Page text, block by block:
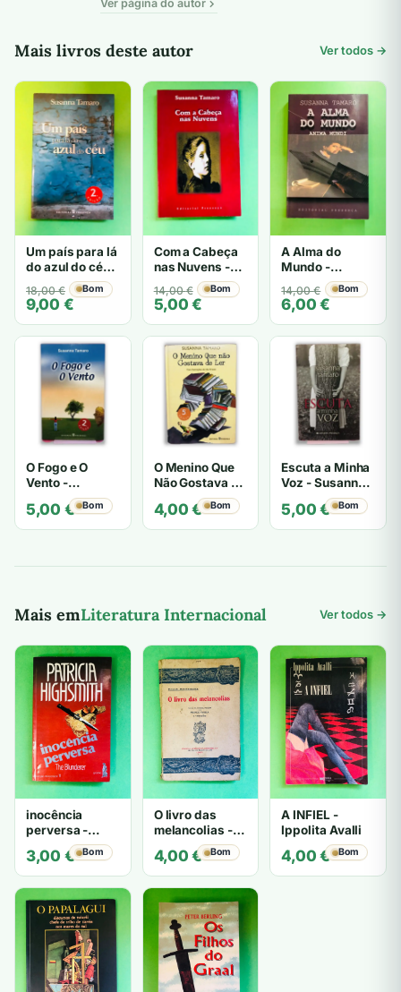
Ver página do autor
Mais livros deste autor Ver todos →
Um país para lá
do azul do céu -
Susanna
Tamaro
18,00€
O
preço
original
era:
18,00 €.
9,00 €
O
preço
atual
é:
9,00 €.
Bom
Com a Cabeça
nas Nuvens -
Susanna
Tamaro
14,00€
O
preço
original
era:
14,00 €.
5,00€
O
preço
atual
é:
5,00 €.
Bom
A Alma do
Mundo -
Susanna
Tamaro
14,00€
O
preço
original
era:
14,00 €.
6,00€
O
preço
atual
é:
6,00 €.
Bom
O Fogo e O
Vento -
Susanna
Tamaro
5,00 € Bom
O Menino Que
Não Gostava de
Ler - Susanna
Tamaro
4,00€ Bom
Escuta a Minha
Voz - Susanna
5,00€ Bom
Mais emLiteratura Internacional Ver todos →
inocência
perversa -
PATRICIA
HIGHSMITH
3,00 € Bom
O livro das
melancolias -
Mantegazza
4,00€ Bom
A INFIEL -
Ippolita Avalli
4,00€ Bom